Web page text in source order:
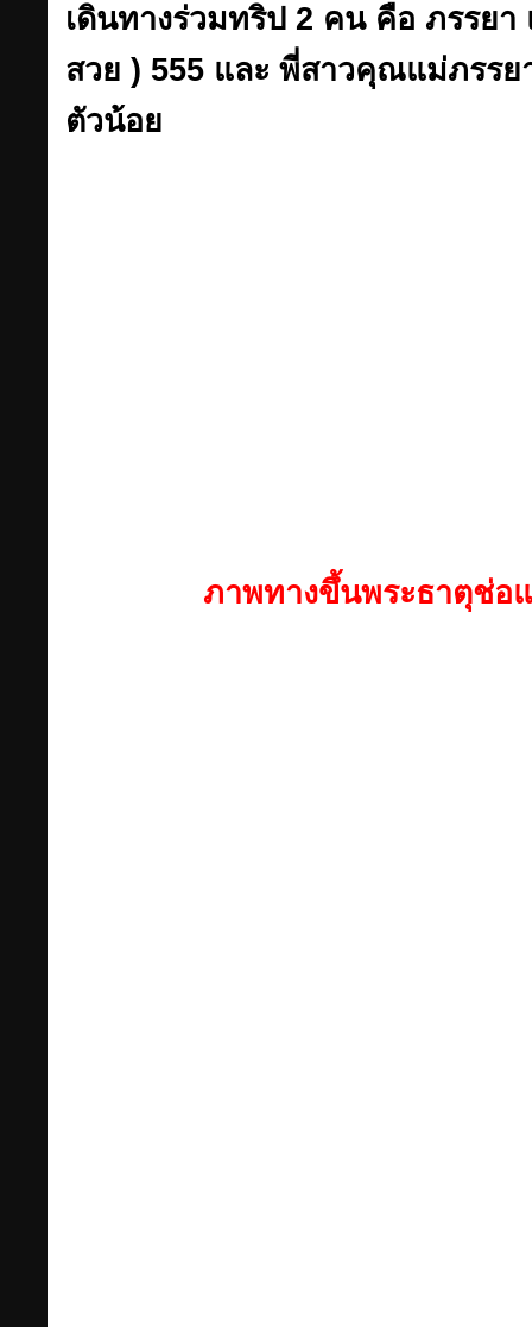
เดินทางร่วมทริป 2 คน คือ ภรรย
สวย ) 555 และ พี่สาวคุณแม่ภรร
ตัวน้อย
ภาพทางขึ้นพระธาตุช่อ